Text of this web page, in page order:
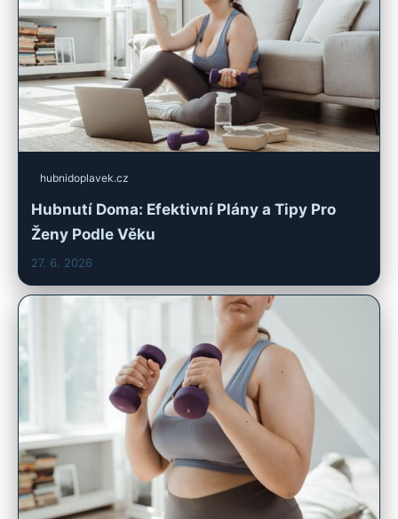
hubnidoplavek.cz
Hubnutí Doma: Efektivní Plány a Tipy Pro
Ženy Podle Věku
27. 6. 2026